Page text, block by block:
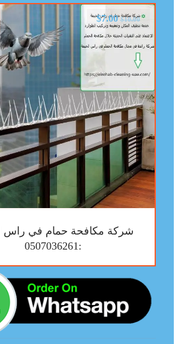
شركة مكافحة حمام في راس
:0507036261
$10.00
$7.00